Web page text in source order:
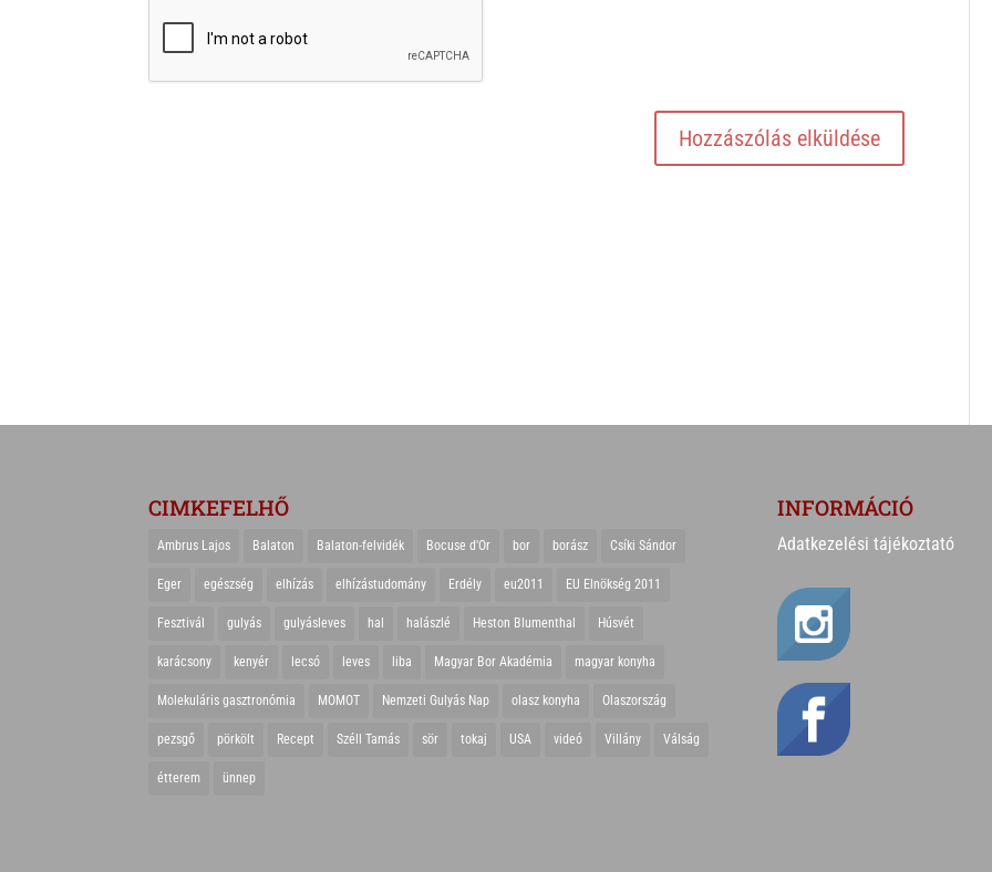
CIMKEFELHŐ
Ambrus Lajos Balaton Balaton-felvidék Bocuse d'Or bor borász Csíki Sándor
Eger egészség elhízás elhízástudomány Erdély eu2011 EU Elnökség 2011
Fesztivál gulyás gulyásleves hal halászlé Heston Blumenthal Húsvét
karácsony kenyér lecsó leves liba Magyar Bor Akadémia magyar konyha
Molekuláris gasztronómia MOMOT Nemzeti Gulyás Nap olasz konyha Olaszország
pezsgő pörkölt Recept Széll Tamás sör tokaj USA videó Villány Válság
étterem ünnep
INFORMÁCIÓ
Adatkezelési tájékoztató